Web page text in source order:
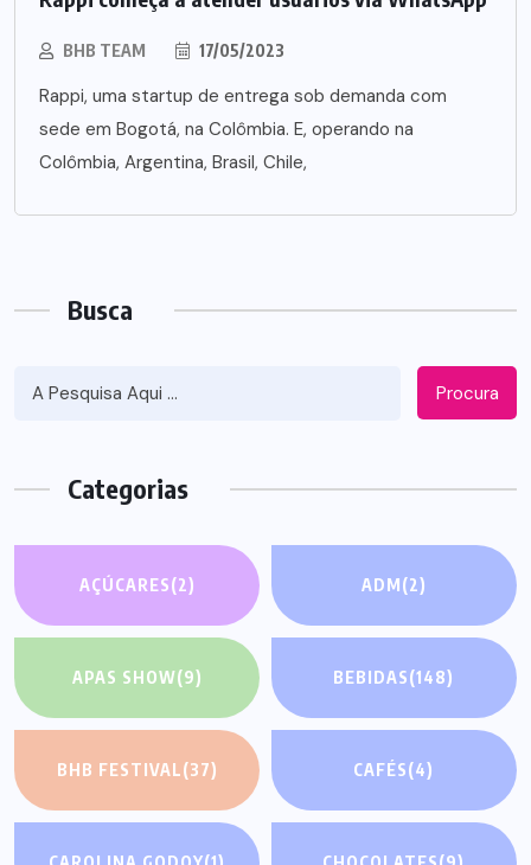
BHB TEAM 17/05/2023
Rappi, uma startup de entrega sob demanda com
sede em Bogotá, na Colômbia. E, operando na
Colômbia, Argentina, Brasil, Chile,
Busca
Procura
Categorias
AÇÚCARES(2) ADM(2)
APAS SHOW(9) BEBIDAS(148)
BHB FESTIVAL(37) CAFÉS(4)